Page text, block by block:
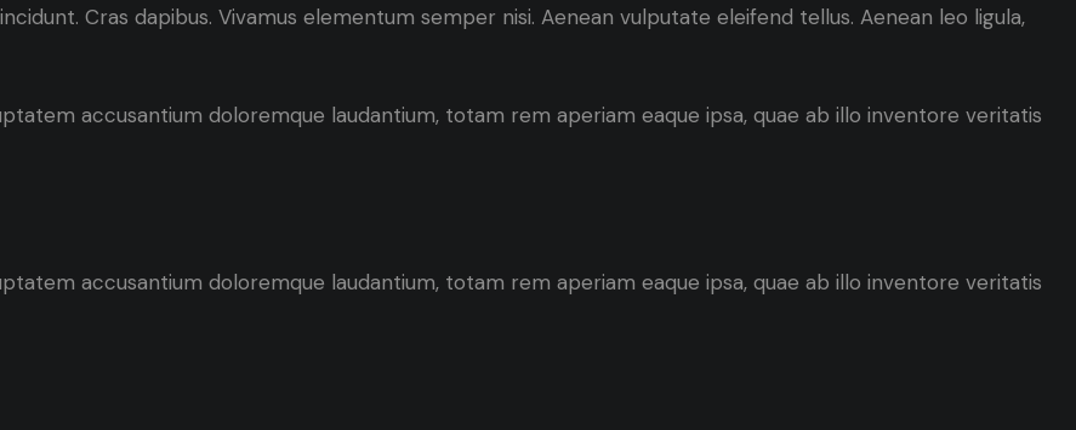
Cras dapibus. Vivamus elementum semper nisi. Aenean vulputate eleifend tellus. Aenean leo ligula,
accusantium doloremque laudantium, totam rem aperiam eaque ipsa, quae ab illo inventore veritatis
accusantium doloremque laudantium, totam rem aperiam eaque ipsa, quae ab illo inventore veritatis